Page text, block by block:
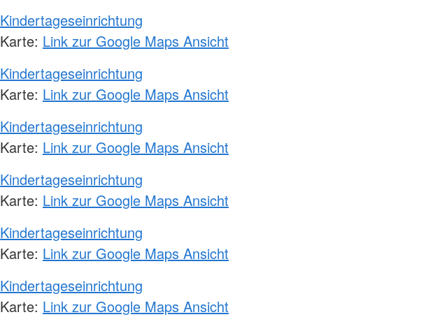
Kindertageseinrichtung
Karte: Link zur Google Maps Ansicht
Kindertageseinrichtung
Karte: Link zur Google Maps Ansicht
Kindertageseinrichtung
Karte: Link zur Google Maps Ansicht
Kindertageseinrichtung
Karte: Link zur Google Maps Ansicht
Kindertageseinrichtung
Karte: Link zur Google Maps Ansicht
Kindertageseinrichtung
Karte: Link zur Google Maps Ansicht